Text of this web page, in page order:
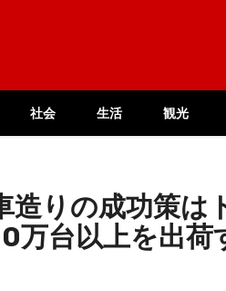
社会 生活 観光
造りの成功策は
万台以上を出荷